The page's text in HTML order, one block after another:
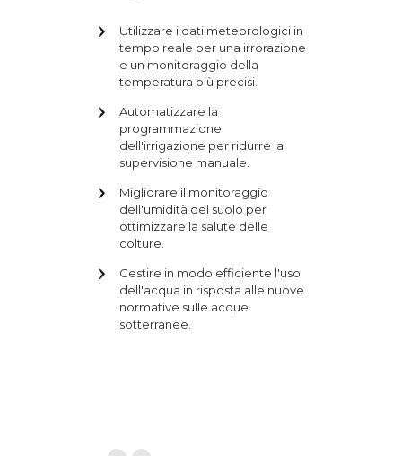
Utilizzare i dati meteorologici in
tempo reale per una irrorazione
e un monitoraggio della
temperatura più precisi.
Automatizzare la
programmazione
dell'irrigazione per ridurre la
supervisione manuale.
Migliorare il monitoraggio
dell'umidità del suolo per
ottimizzare la salute delle
colture.
Gestire in modo efficiente l'uso
dell'acqua in risposta alle nuove
normative sulle acque
sotterranee.